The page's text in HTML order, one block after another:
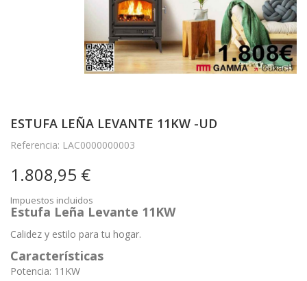
ESTUFA LEÑA LEVANTE 11KW -UD
Referencia: LAC0000000003
1.808,95 €
Impuestos incluidos
Estufa Leña Levante 11KW
Calidez y estilo para tu hogar.
Características
Potencia: 11KW